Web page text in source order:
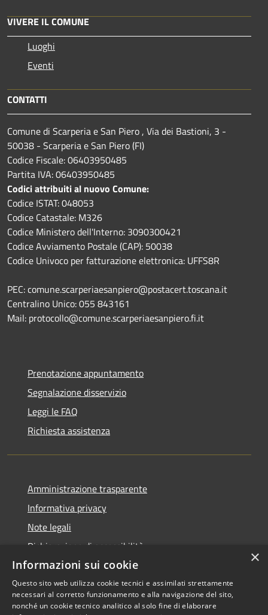
VIVERE IL COMUNE
Luoghi
Eventi
CONTATTI
Comune di Scarperia e San Piero , Via dei Bastioni, 3 -
50038 - Scarperia e San Piero (FI)
Codice Fiscale: 06403950485
Partita IVA: 06403950485
Codici attribuiti al nuovo Comune:
Codice ISTAT: 048053
Codice Catastale: M326
Codice Ministero dell'Interno: 3090300421
Codice Avviamento Postale (CAP): 50038
Codice Univoco per fatturazione elettronica: UFFS8R
PEC: comune.scarperiaesanpiero@postacert.toscana.it
Centralino Unico: 055 843161
Mail: protocollo@comune.scarperiaesanpiero.fi.it
Prenotazione appuntamento
Segnalazione disservizio
Leggi le FAQ
Richiesta assistenza
Amministrazione trasparente
Informativa privacy
Note legali
Dichiarazione di accessibilità
RSS
Copyright © 2026 • Comune di
×
Informazioni sui cookie
Questo sito web utilizza cookie tecnici e assimilati strettamente
necessari al corretto funzionamento e alla navigazione del sito,
nonché un cookie tecnico analitico al solo fine di elaborare